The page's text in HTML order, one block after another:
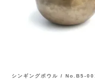
シンギングボウル / No.B5-